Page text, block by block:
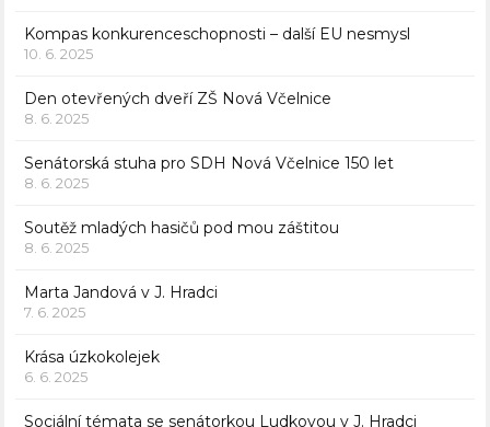
Kompas konkurenceschopnosti – další EU nesmysl
10. 6. 2025
Den otevřených dveří ZŠ Nová Včelnice
8. 6. 2025
Senátorská stuha pro SDH Nová Včelnice 150 let
8. 6. 2025
Soutěž mladých hasičů pod mou záštitou
8. 6. 2025
Marta Jandová v J. Hradci
7. 6. 2025
Krása úzkokolejek
6. 6. 2025
Sociální témata se senátorkou Ludkovou v J. Hradci